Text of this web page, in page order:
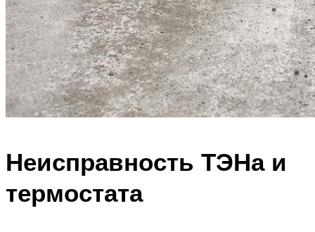
Неисправность ТЭНа и
термостата